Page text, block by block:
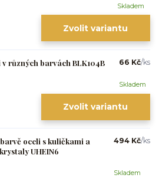
Skladem
Zvolit variantu
různých barvách BLK104B
66 Kč/ks
Skladem
Zvolit variantu
oceli s kuličkami a
UHEIN6
494 Kč/ks
Skladem